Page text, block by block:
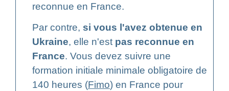
reconnue en France.
Par contre, si vous l'avez obtenue en
Ukraine, elle n'est pas reconnue en
France. Vous devez suivre une
formation initiale minimale obligatoire de
140 heures (Fimo) en France pour